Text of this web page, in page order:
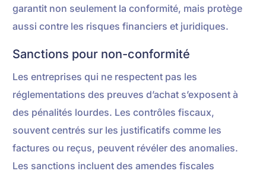
garantit non seulement la conformité, mais protège
aussi contre les risques financiers et juridiques.
Sanctions pour non-conformité
Les entreprises qui ne respectent pas les
réglementations des preuves d’achat s’exposent à
des pénalités lourdes. Les contrôles fiscaux,
souvent centrés sur les justificatifs comme les
factures ou reçus, peuvent révéler des anomalies.
Les sanctions incluent des amendes fiscales